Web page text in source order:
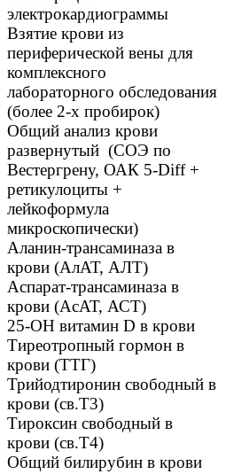
электрокардиограммы
Взятие крови из
периферической вены для
комплексного
лабораторного обследования
(более 2-х пробирок)
Общий анализ крови
развернутый (СОЭ по
Вестергрену, ОАК 5-Diff +
ретикулоциты +
лейкоформула
микроскопически)
Аланин-трансаминаза в
крови (АлАТ, АЛТ)
Аспарат-трансаминаза в
крови (АсАТ, АСТ)
25-OH витамин D в крови
Тиреотропный гормон в
крови (ТТГ)
Трийодтиронин свободный в
крови (св.Т3)
Тироксин свободный в
крови (св.Т4)
Общий билирубин в крови